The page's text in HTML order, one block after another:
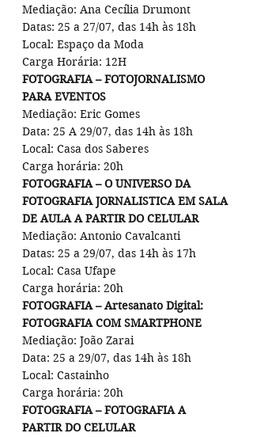
Mediação: Ana Cecília Drumont
Datas: 25 a 27/07, das 14h às 18h
Local: Espaço da Moda
Carga Horária: 12H
FOTOGRAFIA – FOTOJORNALISMO
PARA EVENTOS
Mediação: Eric Gomes
Data: 25 A 29/07, das 14h às 18h
Local: Casa dos Saberes
Carga horária: 20h
FOTOGRAFIA – O UNIVERSO DA
FOTOGRAFIA JORNALISTICA EM SALA
DE AULA A PARTIR DO CELULAR
Mediação: Antonio Cavalcanti
Datas: 25 a 29/07, das 14h às 17h
Local: Casa Ufape
Carga horária: 20h
FOTOGRAFIA – Artesanato Digital:
FOTOGRAFIA COM SMARTPHONE
Mediação: João Zarai
Data: 25 a 29/07, das 14h às 18h
Local: Castainho
Carga horária: 20h
FOTOGRAFIA – FOTOGRAFIA A
PARTIR DO CELULAR